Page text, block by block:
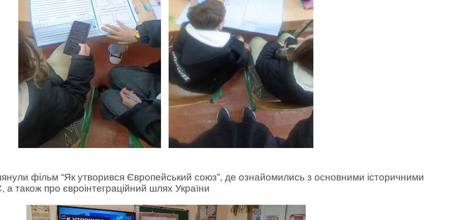
фільм “Як утворився Європейський союз”, де ознайомились з основними історичними
також про євроінтеграційний шлях України